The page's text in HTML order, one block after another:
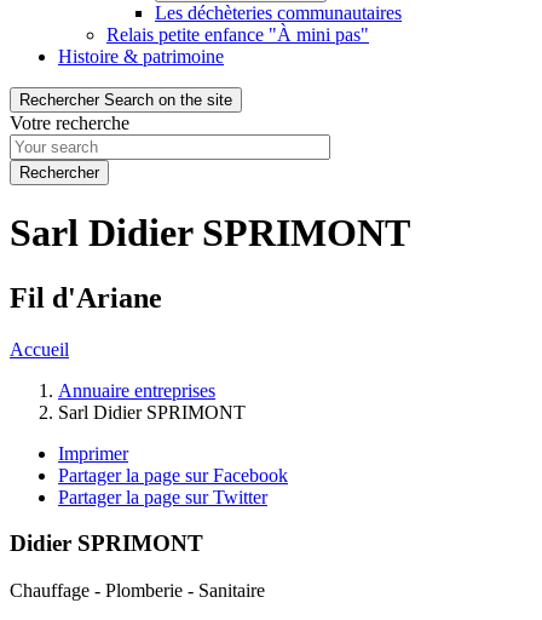
Les déchèteries communautaires
Relais petite enfance "À mini pas"
Histoire & patrimoine
Rechercher Search on the site
Votre recherche
Sarl Didier SPRIMONT
Fil d'Ariane
Accueil
Annuaire entreprises
Sarl Didier SPRIMONT
Imprimer
Partager la page sur Facebook
Partager la page sur Twitter
Didier SPRIMONT
Chauffage - Plomberie - Sanitaire